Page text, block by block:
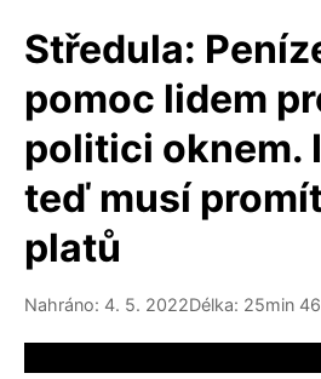
Středula:
pomoc lidem
politici oknem.
teď musí
platů
Nahráno: 4. 5. 2022Délka: 25min